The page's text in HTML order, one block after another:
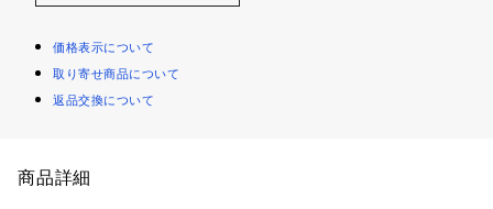
価格表示について
取り寄せ商品について
返品交換について
商品詳細